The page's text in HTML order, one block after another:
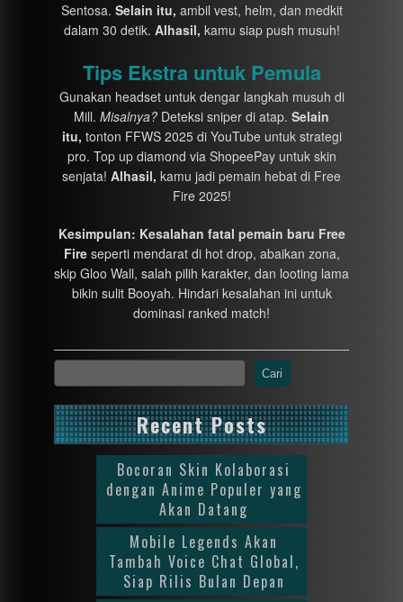
Sentosa. Selain itu, ambil vest, helm, dan medkit
dalam 30 detik. Alhasil, kamu siap push musuh!
Tips Ekstra untuk Pemula
Gunakan headset untuk dengar langkah musuh di
Mill. Misalnya? Deteksi sniper di atap. Selain
itu, tonton FFWS 2025 di YouTube untuk strategi
pro. Top up diamond via ShopeePay untuk skin
senjata! Alhasil, kamu jadi pemain hebat di Free
Fire 2025!
Kesimpulan: Kesalahan fatal pemain baru Free
Fireseperti mendarat di hot drop, abaikan zona,
skip Gloo Wall, salah pilih karakter, dan looting lama
bikin sulit Booyah. Hindari kesalahan ini untuk
dominasi ranked match!
Cari
Recent Posts
Bocoran Skin Kolaborasi
dengan Anime Populer yang
Akan Datang
Mobile Legends Akan
Tambah Voice Chat Global,
Siap Rilis Bulan Depan